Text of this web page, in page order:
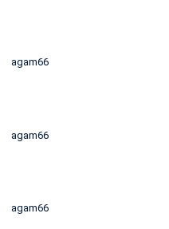
agam66
agam66
agam66